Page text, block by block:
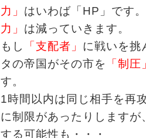
力」 はいわば「HP」です
力」 は減っていきます。
もし
「支配者」 に戦いを挑
タの帝国がその市を
「制圧
す。
1時間以内は同じ相手を再
に制限があったりしますが
する可能性も・・・